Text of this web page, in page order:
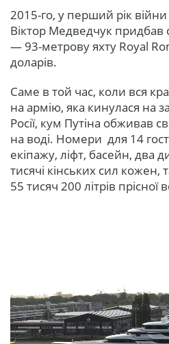
2015-го, у перший рік війни
Віктор Медведчук придбав
— 93-метрову яхту Royal
доларів.
Саме в той час, коли вся
на армію, яка кинулася на
Росії, кум Путіна обживав
на воді. Номери для 14
екіпажу, ліфт, басейн, два
тисячі кінських сил кожен,
55 тисяч 200 літрів прісної